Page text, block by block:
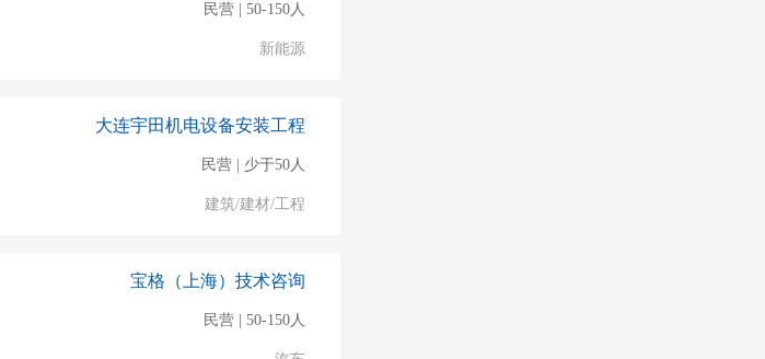
民营 | 50-150人
新能源
大连宇田机电设备安装工程
民营 | 少于50人
建筑/建材/工程
宝格（上海）技术咨询
民营 | 50-150人